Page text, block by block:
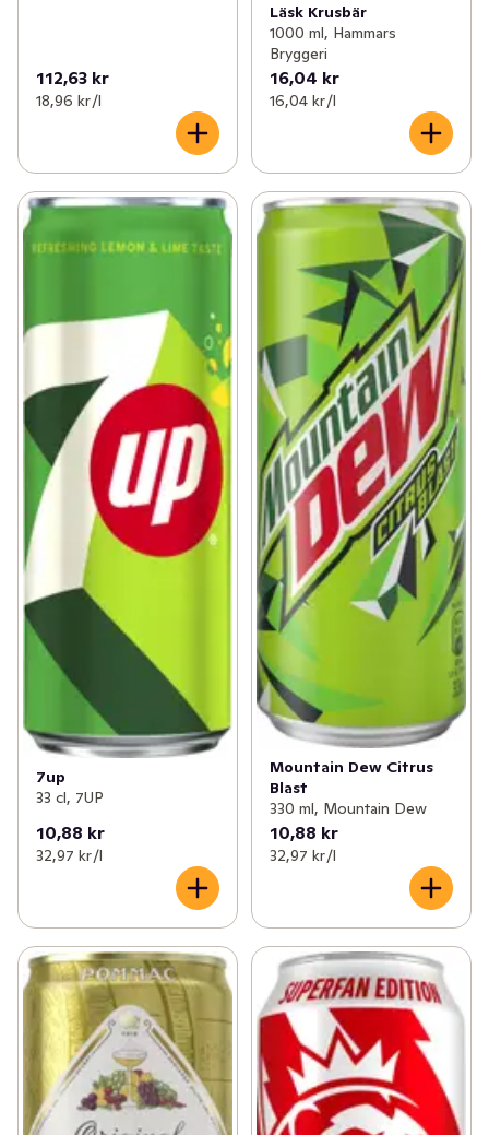
112,63 kr
18,96 kr /l
Läsk Krusbär
1000 ml, Hammars
Bryggeri
16,04 kr
16,04 kr /l
7up
33 cl, 7UP
10,88 kr
32,97 kr /l
Mountain Dew Citrus
Blast
330 ml, Mountain Dew
10,88 kr
32,97 kr /l